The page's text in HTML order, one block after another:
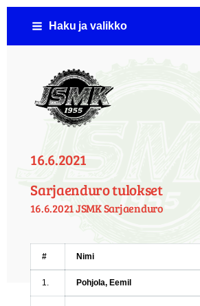
Siirry
Haku ja valikko
Jämsän Seudun
16.6.2021
Sarjaenduro tulokset
16.6.2021 JSMK Sarjaenduro
# Nimi
1. Pohjola, Eemil